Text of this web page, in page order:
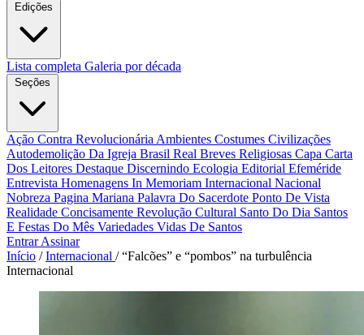
Edições
Lista completa Galeria por década
Seções
Ação Contra Revolucionária Ambientes Costumes Civilizações
Autodemolição Da Igreja Brasil Real Breves Religiosas Capa Carta
Dos Leitores Destaque Discernindo Ecologia Editorial Efeméride
Entrevista Homenagens In Memoriam Internacional Nacional
Nobreza Pagina Mariana Palavra Do Sacerdote Ponto De Vista
Realidade Concisamente Revolução Cultural Santo Do Dia Santos
E Festas Do Mês Variedades Vidas De Santos
EntrarAssinar
Início / Internacional / “Falcões” e “pombos” na turbulência
Internacional